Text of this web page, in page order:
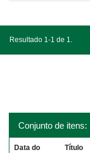
Resultado 1-1 de 1.
Conjunto de itens:
Data do
Título